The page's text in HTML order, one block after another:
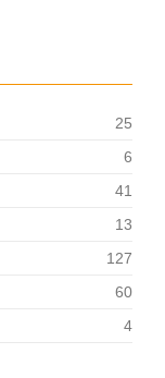
25
6
41
13
127
60
4